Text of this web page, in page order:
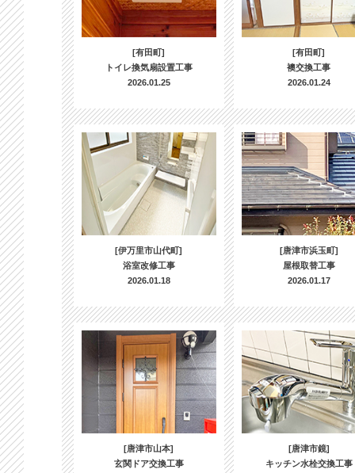
[有田町]
トイレ換気扇設置工事
2026.01.25
[有田町]
襖交換工事
2026.01.24
[伊万里市山代町]
浴室改修工事
2026.01.18
[唐津市浜玉町]
屋根取替工事
2026.01.17
[唐津市山本]
玄関ドア交換工事
[唐津市鏡]
キッチン水栓交換工事